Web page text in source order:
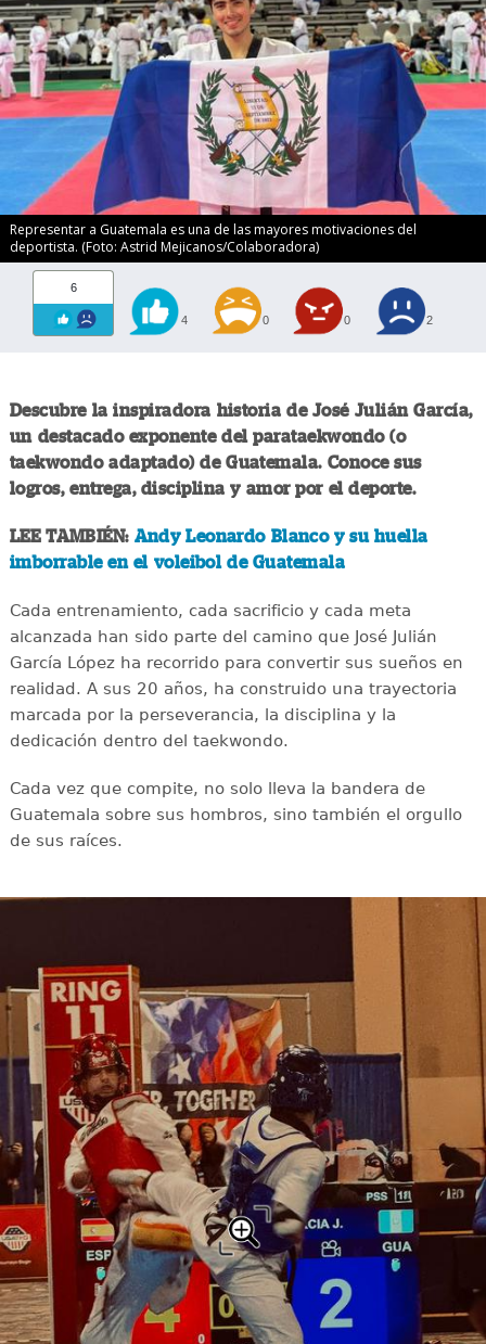
Representar a Guatemala es una de las mayores motivaciones del
deportista. (Foto: Astrid Mejicanos/Colaboradora)
6
4 0 0 2
Descubre la inspiradora historia de José Julián García,
un destacado exponente del parataekwondo (o
taekwondo adaptado) de Guatemala. Conoce sus
logros, entrega, disciplina y amor por el deporte.
LEE TAMBIÉN: Andy Leonardo Blanco y su huella
imborrable en el voleibol de Guatemala
Cada entrenamiento, cada sacrificio y cada meta
alcanzada han sido parte del camino que José Julián
García López ha recorrido para convertir sus sueños en
realidad. A sus 20 años, ha construido una trayectoria
marcada por la perseverancia, la disciplina y la
dedicación dentro del taekwondo.
Cada vez que compite, no solo lleva la bandera de
Guatemala sobre sus hombros, sino también el orgullo
de sus raíces.